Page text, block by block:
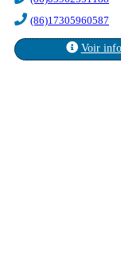
(86)17305960587
Voir